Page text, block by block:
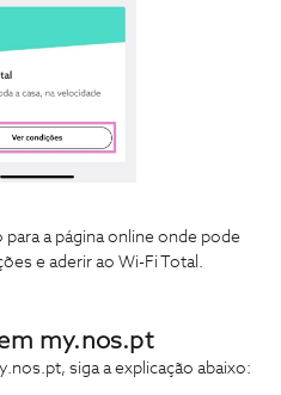
a página online onde pode
e aderir ao Wi-Fi Total.
my.nos.pt
siga a explicação abaixo: